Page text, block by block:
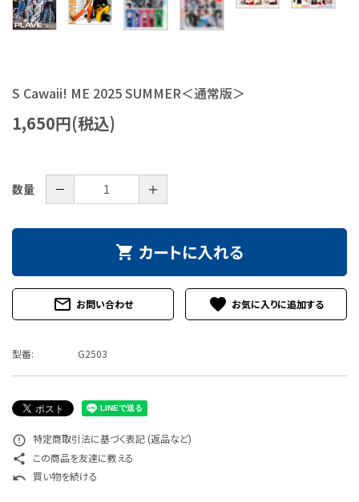
ご利用ガイド
S Cawaii! ME 2025 SUMMER＜通常版＞
1,650円(税込)
数量 － ＋
shopping_cart カートに入れる
mail_outline お問い合わせ favorite
型番: G2503
error_outline 特定商取引法に基づく表記 (返品など)
share この商品を友達に教える
undo 買い物を続ける